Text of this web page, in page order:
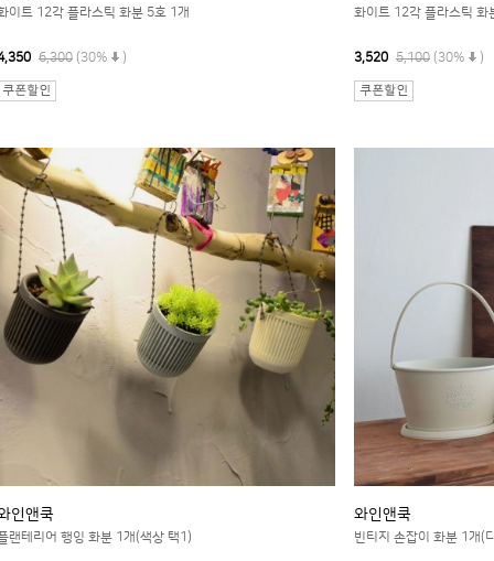
이트 12각 플라스틱 화분 5호 1개
6,300 (30% )
화이트 12각 플라스틱 화
3,520 5,100 (30% )
인앤쿡
랜테리어 행잉 화분 1개(색상 택1)
와인앤쿡
빈티지 손잡이 화분 1개(